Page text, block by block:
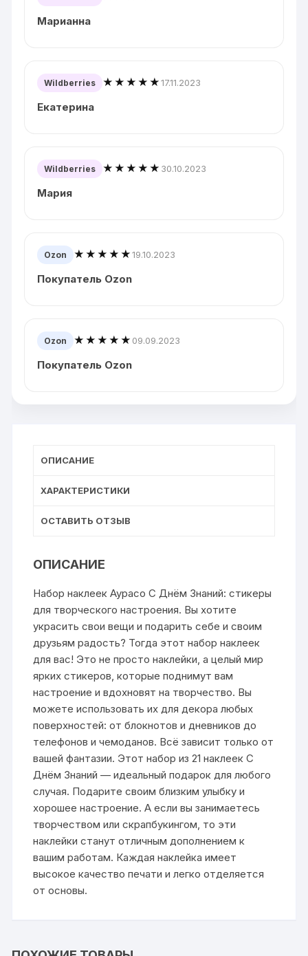
Марианна
Wildberries ★★★★★17.11.2023
Екатерина
Wildberries ★★★★★ 30.10.2023
Мария
Ozon ★★★★★19.10.2023
Покупатель Ozon
Ozon ★★★★★ 09.09.2023
Покупатель Ozon
ОПИСАНИЕ
ХАРАКТЕРИСТИКИ
ОСТАВИТЬ ОТЗЫВ
ОПИСАНИЕ
Набор наклеек Аурасо С Днём Знаний: стикеры
для творческого настроения. Вы хотите
украсить свои вещи и подарить себе и своим
друзьям радость? Тогда этот набор наклеек
для вас! Это не просто наклейки, а целый мир
ярких стикеров, которые поднимут вам
настроение и вдохновят на творчество. Вы
можете использовать их для декора любых
поверхностей: от блокнотов и дневников до
телефонов и чемоданов. Всё зависит только от
вашей фантазии. Этот набор из 21 наклеек С
Днём Знаний — идеальный подарок для любого
случая. Подарите своим близким улыбку и
хорошее настроение. А если вы занимаетесь
творчеством или скрапбукингом, то эти
наклейки станут отличным дополнением к
вашим работам. Каждая наклейка имеет
высокое качество печати и легко отделяется
от основы.